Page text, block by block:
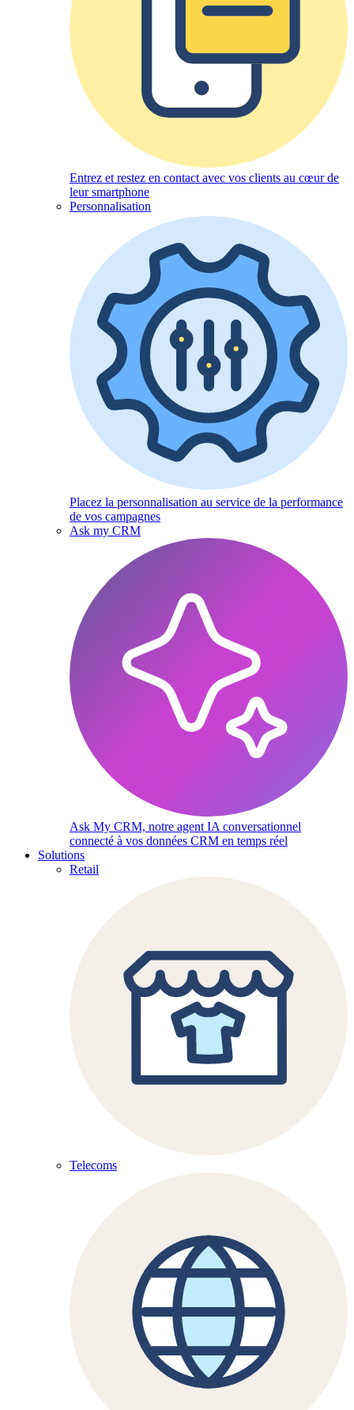
Entrez et restez en contact avec vos clients au cœur de
leur smartphone
Personnalisation
Placez la personnalisation au service de la performance
de vos campagnes
Ask my CRM
Ask My CRM, notre agent IA conversationnel
connecté à vos données CRM en temps réel
Solutions
Retail
Telecoms